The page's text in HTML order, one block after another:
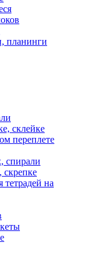
планинги
склейке
переплете
спирали
скрепке
на